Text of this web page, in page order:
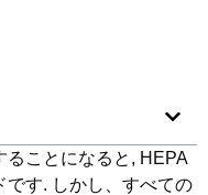
ることになると, HEPA
です. しかし、すべての